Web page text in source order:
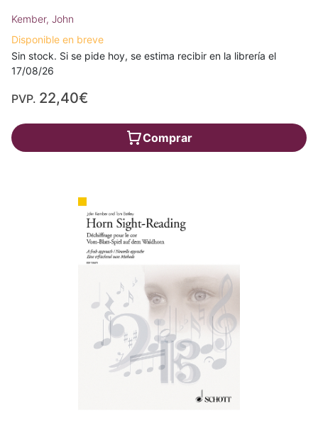
Kember, John
Disponible en breve
Sin stock. Si se pide hoy, se estima recibir en la librería el
17/08/26
PVP. 22,40€
Comprar